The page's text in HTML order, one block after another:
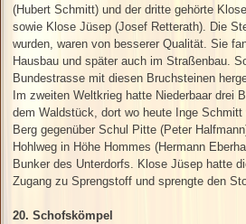
(Hubert Schmitt) und der dritte gehörte
sowie Klose Jüsep (Josef Retterath). Die
wurden, waren von besserer Qualität. Sie
Hausbau und später auch im Straßenbau.
Bundestrasse mit diesen Bruchsteinen
Im zweiten Weltkrieg hatte Niederbaar drei
dem Waldstück, dort wo heute Inge
Berg gegenüber Schul Pitte (Peter
Hohlweg in Höhe Hommes (Hermann
Bunker des Unterdorfs. Klose Jüsep hatte
Zugang zu Sprengstoff und sprengte den
20. Schofskömpel